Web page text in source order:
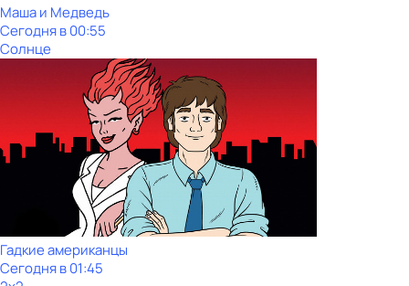
Маша и Медведь
Сегодня в 00:55
Солнце
Гадкие американцы
Сегодня в 01:45